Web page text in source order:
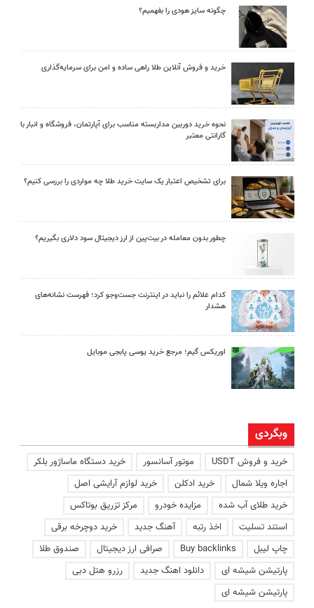
چگونه سایز هودی را بفهمیم؟
خرید و فروش آنلاین طلا راهی ساده و امن برای سرمایه‌گذاری
نحوه خرید دوربین مداربسته مناسب برای آپارتمان، فروشگاه و انبار با
گارانتی معتبر
برای تشخیص اعتبار یک سایت خرید طلا چه مواردی را بررسی کنیم؟
چطور بدون معامله در بیت‌پین از ارز دیجیتال سود دلاری بگیریم؟
کدام علائم را نباید در اینترنت جست‌وجو کرد؛ فهرست نشانه‌های
هشدار
اوریکس گیم؛ مرجع خرید یوسی پابجی موبایل
وبگردی
خرید و فروش USDT موتور آسانسور
خرید دستگاه ماساژور بلکر
اجاره ویلا شمال
خرید ادکلن
خرید لوازم آرایشی اصل
خرید طلای آب شده
مزایده خودرو
مرکز تزریق بوتاکس
استند تسلیت
اخذ رتبه آهنگ جدید
خرید دوچرخه برقی
چاپ لیبل
Buy backlinks صرافی ارز دیجیتال
صندوق طلا
پارتیشن شیشه ای
دانلود اهنگ جدید
رزرو هتل دبی
پارتیشن شیشه ای